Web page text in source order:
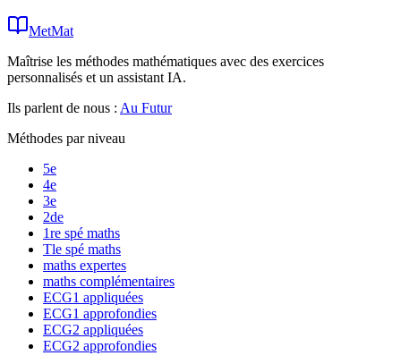
MetMat
Maîtrise les méthodes mathématiques avec des exercices
personnalisés et un assistant IA.
Ils parlent de nous : Au Futur
Méthodes par niveau
5e
4e
3e
2de
1re spé maths
Tle spé maths
maths expertes
maths complémentaires
ECG1 appliquées
ECG1 approfondies
ECG2 appliquées
ECG2 approfondies